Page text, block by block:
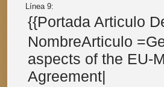
Línea 9:
{{Portada Articulo
NombreArticulo
aspects of the EU-
Agreement|